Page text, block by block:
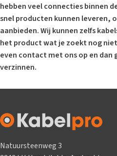
hebben veel connecties binnen
snel producten kunnen leveren,
aanbieden. Wij kunnen zelfs
het product wat je zoekt nog
even contact met ons op en dan
verzinnen.
Natuursteenweg 3